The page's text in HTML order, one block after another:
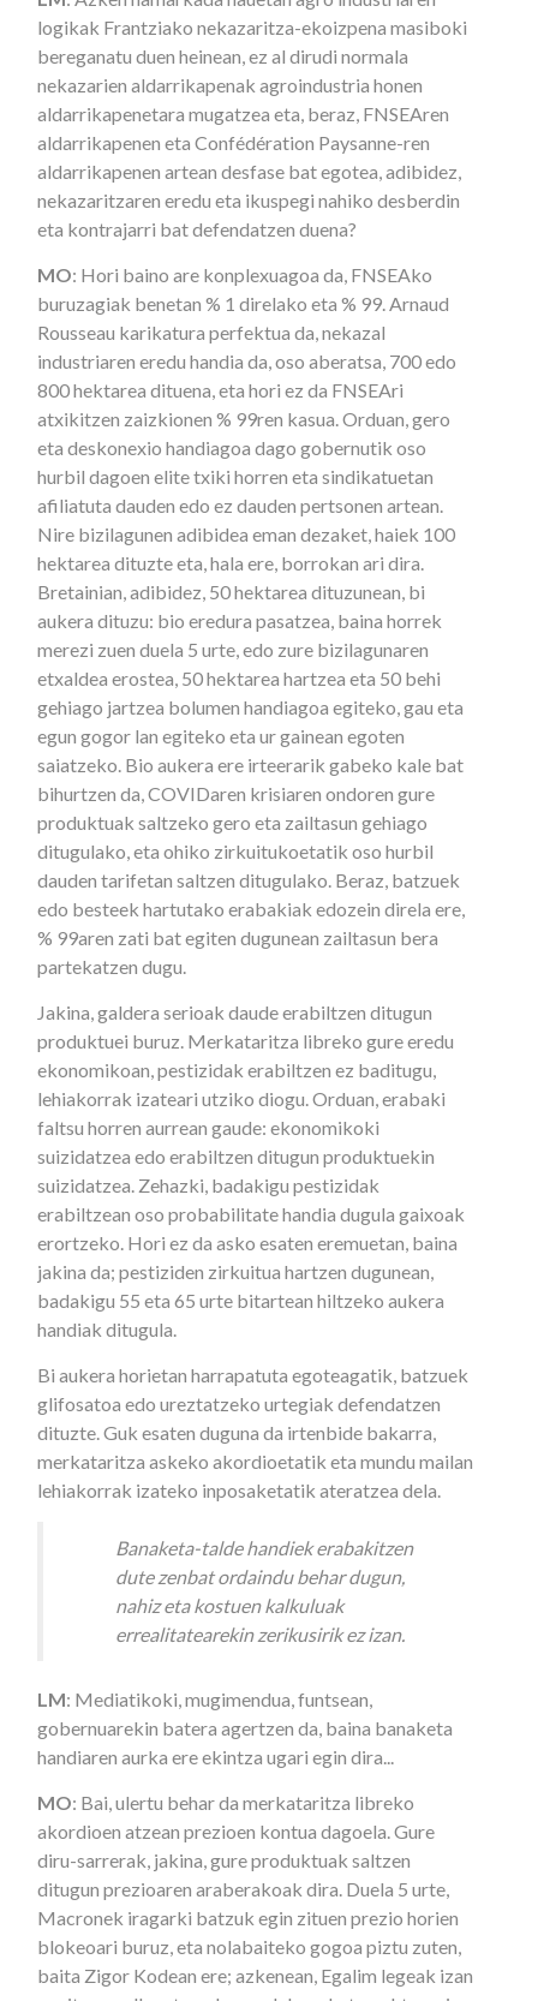
logikak Frantziako nekazaritza-ekoizpena masiboki
bereganatu duen heinean, ez al dirudi normala
nekazarien aldarrikapenak agroindustria honen
aldarrikapenetara mugatzea eta, beraz, FNSEAren
aldarrikapenen eta Confédération Paysanne-ren
aldarrikapenen artean desfase bat egotea, adibidez,
nekazaritzaren eredu eta ikuspegi nahiko desberdin
eta kontrajarri bat defendatzen duena?
MO: Hori baino are konplexuagoa da, FNSEAko
buruzagiak benetan % 1 direlako eta % 99. Arnaud
Rousseau karikatura perfektua da, nekazal
industriaren eredu handia da, oso aberatsa, 700 edo
800 hektarea dituena, eta hori ez da FNSEAri
atxikitzen zaizkionen % 99ren kasua. Orduan, gero
eta deskonexio handiagoa dago gobernutik oso
hurbil dagoen elite txiki horren eta sindikatuetan
afiliatuta dauden edo ez dauden pertsonen artean.
Nire bizilagunen adibidea eman dezaket, haiek 100
hektarea dituzte eta, hala ere, borrokan ari dira.
Bretainian, adibidez, 50 hektarea dituzunean, bi
aukera dituzu: bio eredura pasatzea, baina horrek
merezi zuen duela 5 urte, edo zure bizilagunaren
etxaldea erostea, 50 hektarea hartzea eta 50 behi
gehiago jartzea bolumen handiagoa egiteko, gau eta
egun gogor lan egiteko eta ur gainean egoten
saiatzeko. Bio aukera ere irteerarik gabeko kale bat
bihurtzen da, COVIDaren krisiaren ondoren gure
produktuak saltzeko gero eta zailtasun gehiago
ditugulako, eta ohiko zirkuitukoetatik oso hurbil
dauden tarifetan saltzen ditugulako. Beraz, batzuek
edo besteek hartutako erabakiak edozein direla ere,
% 99aren zati bat egiten dugunean zailtasun bera
partekatzen dugu.
Jakina, galdera serioak daude erabiltzen ditugun
produktuei buruz. Merkataritza libreko gure eredu
ekonomikoan, pestizidak erabiltzen ez baditugu,
lehiakorrak izateari utziko diogu. Orduan, erabaki
faltsu horren aurrean gaude: ekonomikoki
suizidatzea edo erabiltzen ditugun produktuekin
suizidatzea. Zehazki, badakigu pestizidak
erabiltzean oso probabilitate handia dugula gaixoak
erortzeko. Hori ez da asko esaten eremuetan, baina
jakina da; pestiziden zirkuitua hartzen dugunean,
badakigu 55 eta 65 urte bitartean hiltzeko aukera
handiak ditugula.
Bi aukera horietan harrapatuta egoteagatik, batzuek
glifosatoa edo ureztatzeko urtegiak defendatzen
dituzte. Guk esaten duguna da irtenbide bakarra,
merkataritza askeko akordioetatik eta mundu mailan
lehiakorrak izateko inposaketatik ateratzea dela.
Banaketa-talde handiek erabakitzen
dute zenbat ordaindu behar dugun,
nahiz eta kostuen kalkuluak
errealitatearekin zerikusirik ez izan.
LM: Mediatikoki, mugimendua, funtsean,
gobernuarekin batera agertzen da, baina banaketa
handiaren aurka ere ekintza ugari egin dira...
MO: Bai, ulertu behar da merkataritza libreko
akordioen atzean prezioen kontua dagoela. Gure
diru-sarrerak, jakina, gure produktuak saltzen
ditugun prezioaren araberakoak dira. Duela 5 urte,
Macronek iragarki batzuk egin zituen prezio horien
blokeoari buruz, eta nolabaiteko gogoa piztu zuten,
baita Zigor Kodean ere; azkenean, Egalim legeak izan